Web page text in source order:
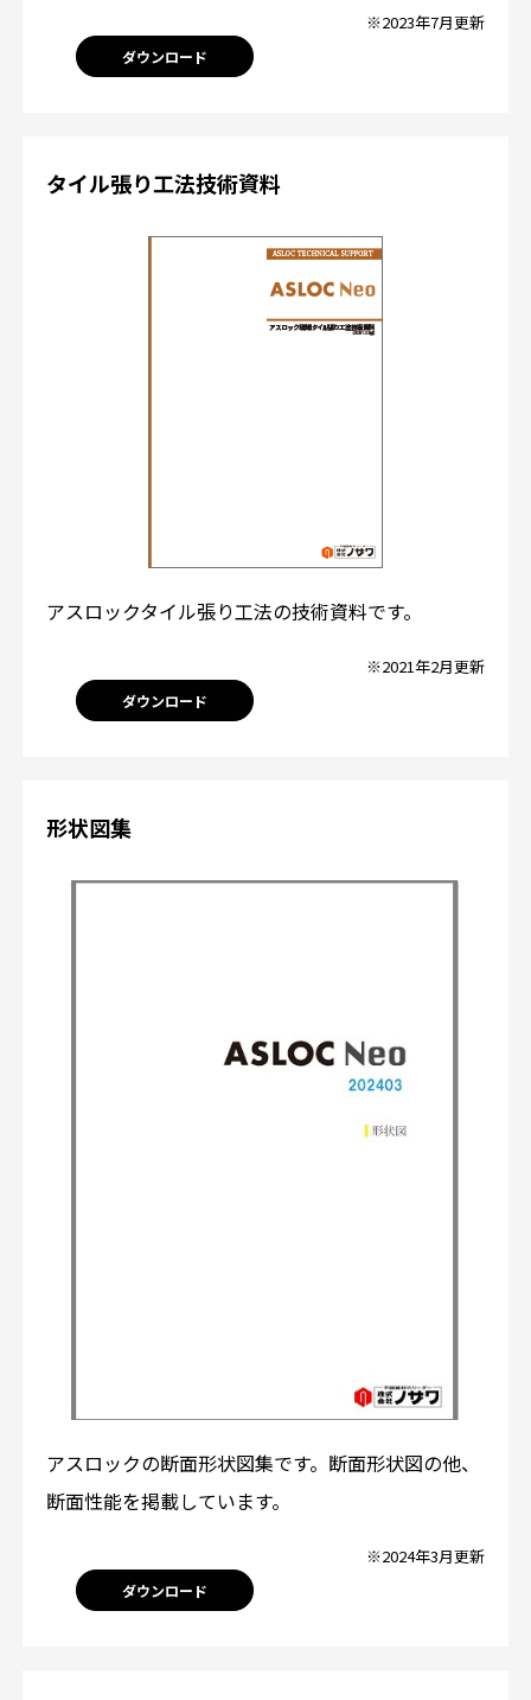
※2023年7月更新
ダウンロード
タイル張り工法技術資料
アスロックタイル張り工法の技術資料です。
※2021年2月更新
ダウンロード
形状図集
アスロックの断面形状図集です。断面形状図の他、
断面性能を掲載しています。
※2024年3月更新
ダウンロード